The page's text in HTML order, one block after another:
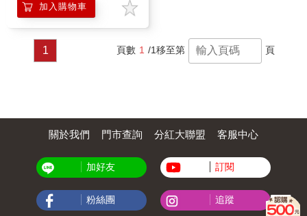
加入購物車
1 頁數 1 /1移至第 頁
關於我們 門市查詢 分紅大聯盟 客服中心
加好友 訂閱
粉絲團 追蹤